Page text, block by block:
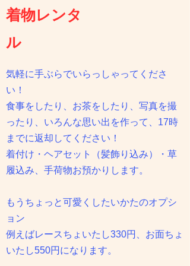
着物レンタ
ル
気軽に手ぶらでいらっしゃってくださ
い！
食事をしたり、お茶をしたり、写真を撮
ったり、いろんな思い出を作って、17時
までに返却してください！
着付け・ヘアセット（髪飾り込み）・草
履込み、手荷物お預かりします。
もうちょっと可愛くしたいかたのオプシ
ョン
例えばレースちょいたし330円、お面ちょ
いたし550円になります。